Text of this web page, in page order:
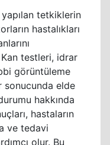
tetkiklerin
hastalıkları
Kan testleri, idrar
görüntüleme
elde
hakkında
hastaların
ve tedavi
olur. Bu